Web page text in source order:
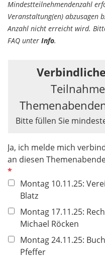
Mindestteilnehmendenzahl
Veranstaltung(en) abzusagen
Anzahl nicht erreicht wird.
FAQ unter Info.
Verbindliche
Bitte füllen Sie
Ja, ich melde mich
an diesen
Montag 10.11.25:
Blatz
Montag 17.11.25:
Michael Röcken
Montag 24.11.25:
Pfeffer